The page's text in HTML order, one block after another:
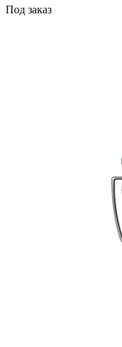
Под заказ